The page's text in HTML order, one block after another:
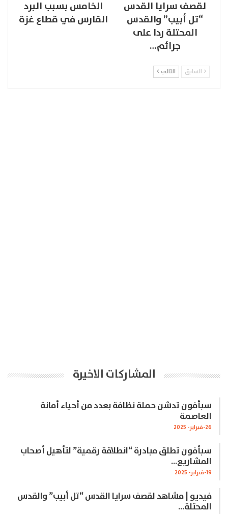
لقصف سرايا القدس
“تل أبيب” والقدس
المحتلة ردا على
جرائم…
الخامس بسبب البرد
القارس في قطاع غزة
السابق التالي
المشاركات الاخيرة
سبأفون تدشن حملة نظافة بعدد من أحياء أمانة
العاصمة
26-فبراير- 2025
سبأفون تطلق مبادرة “انطلاقة رقمية” لتأهيل أصحاب
المشاريع…
19-فبراير- 2025
فيديو | مشاهد لقصف سرايا القدس “تل أبيب” والقدس
المحتلة…